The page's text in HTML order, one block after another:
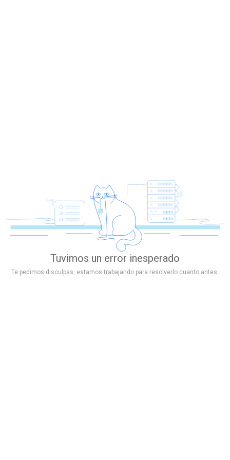
Tuvimos un error inesperado
Te pedimos disculpas, estamos trabajando para resolverlo cuanto antes.